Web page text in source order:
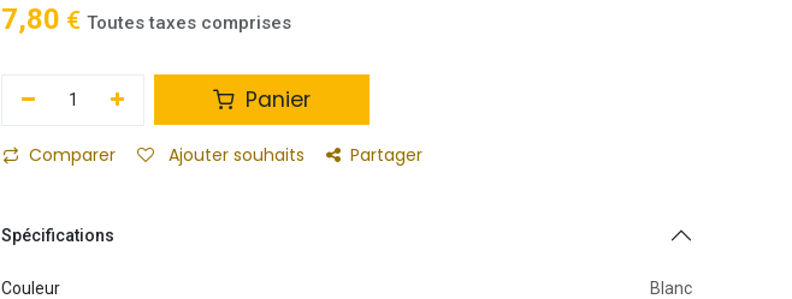
7,80 € Toutes taxes comprises
Panier
Comparer Ajouter souhaits Partager
Spécifications
Couleur Blanc